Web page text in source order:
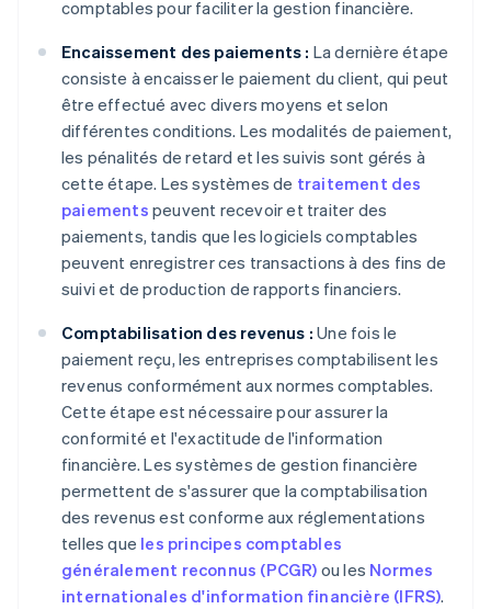
comptables pour faciliter la gestion financière.
Encaissement des paiements : La dernière étape
consiste à encaisser le paiement du client, qui peut
être effectué avec divers moyens et selon
différentes conditions. Les modalités de paiement,
les pénalités de retard et les suivis sont gérés à
cette étape. Les systèmes de traitement des
paiements peuvent recevoir et traiter des
paiements, tandis que les logiciels comptables
peuvent enregistrer ces transactions à des fins de
suivi et de production de rapports financiers.
Comptabilisation des revenus : Une fois le
paiement reçu, les entreprises comptabilisent les
revenus conformément aux normes comptables.
Cette étape est nécessaire pour assurer la
conformité et l'exactitude de l'information
financière. Les systèmes de gestion financière
permettent de s'assurer que la comptabilisation
des revenus est conforme aux réglementations
telles que les principes comptables
généralement reconnus (PCGR) ou les Normes
internationales d'information financière (IFRS).